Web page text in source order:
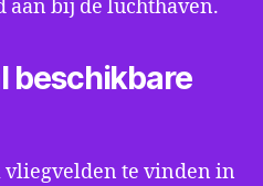
aan bij de luchthaven.
beschikbare
te vinden in